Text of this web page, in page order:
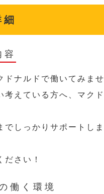
容
ナルドで働いてみま
えている方へ、マク
しっかりサポートし
さい！
働く環境